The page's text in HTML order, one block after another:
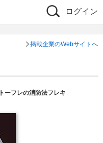
ログイン
掲載企業のWebサイトへ
トーフレの消防法フレキ